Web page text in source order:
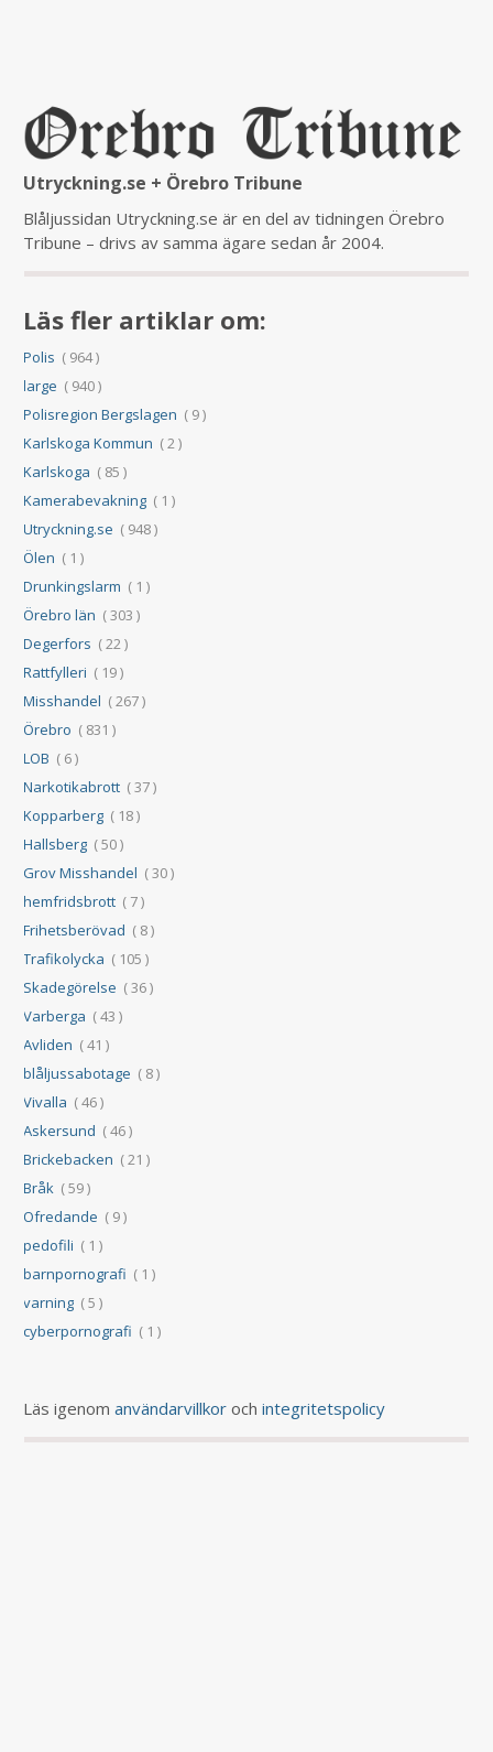
Utryckning.se + Örebro Tribune
Blåljussidan Utryckning.se är en del av tidningen Örebro
Tribune – drivs av samma ägare sedan år 2004.
Läs fler artiklar om:
Polis ( 964 )
large ( 940 )
Polisregion Bergslagen ( 9 )
Karlskoga Kommun ( 2 )
Karlskoga ( 85 )
Kamerabevakning ( 1 )
Utryckning.se ( 948 )
Ölen ( 1 )
Drunkingslarm ( 1 )
Örebro län ( 303 )
Degerfors ( 22 )
Rattfylleri ( 19 )
Misshandel ( 267 )
Örebro ( 831 )
LOB ( 6 )
Narkotikabrott ( 37 )
Kopparberg ( 18 )
Hallsberg ( 50 )
Grov Misshandel ( 30 )
hemfridsbrott ( 7 )
Frihetsberövad ( 8 )
Trafikolycka ( 105 )
Skadegörelse ( 36 )
Varberga ( 43 )
Avliden ( 41 )
blåljussabotage ( 8 )
Vivalla ( 46 )
Askersund ( 46 )
Brickebacken ( 21 )
Bråk ( 59 )
Ofredande ( 9 )
pedofili ( 1 )
barnpornografi ( 1 )
varning ( 5 )
cyberpornografi ( 1 )
Läs igenomanvändarvillkor ochintegritetspolicy